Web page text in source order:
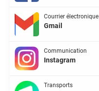
Courrier électronique
Gmail
Communication
Instagram
Transports